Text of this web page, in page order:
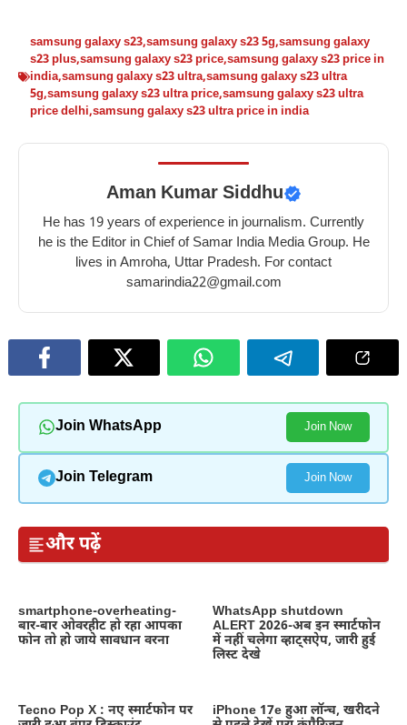
samsung galaxy s23,samsung galaxy s23 5g,samsung galaxy
s23 plus,samsung galaxy s23 price,samsung galaxy s23 price in
india,samsung galaxy s23 ultra,samsung galaxy s23 ultra
5g,samsung galaxy s23 ultra price,samsung galaxy s23 ultra
price delhi,samsung galaxy s23 ultra price in india
Aman Kumar Siddhu
He has 19 years of experience in journalism. Currently
he is the Editor in Chief of Samar India Media Group. He
lives in Amroha, Uttar Pradesh. For contact
samarindia22@gmail.com
Join WhatsApp Join Now
Join Telegram Join Now
और पढ़ें
smartphone-overheating-
बार-बार ओवरहीट हो रहा आपका
फोन तो हो जाये सावधान वरना
WhatsApp shutdown
ALERT 2026-अब इन स्मार्टफोन
में नहीं चलेगा व्हाट्सऐप, जारी हुई
लिस्ट देखे
Tecno Pop X : नए स्मार्टफोन पर
iPhone 17e हुआ लॉन्च, खरीदने